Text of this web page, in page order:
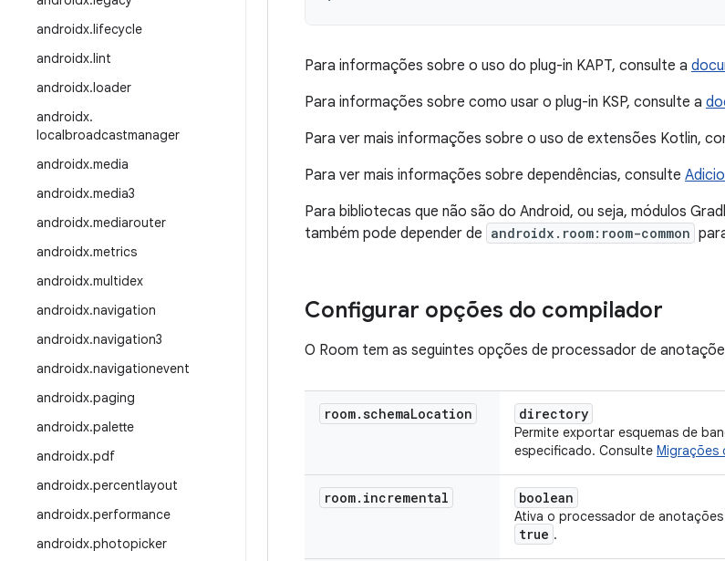
androidx.lifecycle
androidx.lint
androidx.loader
androidx.
localbroadcastmanager
androidx.media
androidx.media3
androidx.mediarouter
androidx.metrics
androidx.multidex
androidx.navigation
androidx.navigation3
androidx.navigationevent
androidx.paging
androidx.palette
androidx.pdf
androidx.percentlayout
androidx.performance
androidx.photopicker
Para informações sobre o uso do plug-in KAPT, consulte a
Para informações sobre como usar o plug-in KSP, consulte a
Para ver mais informações sobre o uso de extensões Kotlin,
Para ver mais informações sobre dependências, consulte
Para bibliotecas que não são do Android, ou seja, módulos
também pode depender de androidx.room:room-common
Configurar opções do compilador
O Room tem as seguintes opções de processador de
room.schemaLocation directory
Permite exportar esquemas de
especificado. Consulte Migrações
room. incremental boolean
Ativa o processador de
true .